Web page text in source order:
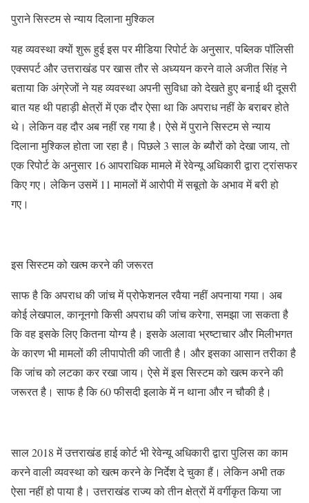
पुराने सिस्टम से न्याय दिलाना मुश्किल
यह व्यवस्था क्यों शुरू हुई इस पर मीडिया रिपोर्ट के अनुसार, पब्लिक पॉलिसी
एक्सपर्ट और उत्तराखंड पर खास तौर से अध्ययन करने वाले अजीत सिंह ने
बताया कि अंग्रेजों ने यह व्यवस्था अपनी सुविधा को देखते हुए बनाई थी दूसरी
बात यह थी पहाड़ी क्षेत्रों में एक दौर ऐसा था कि अपराध नहीं के बराबर होते
थे। लेकिन वह दौर अब नहीं रह गया है। ऐसे में पुराने सिस्टम से न्याय
दिलाना मुश्किल होता जा रहा है। पिछले 3 साल के ब्यौरों को देखा जाय, तो
एक रिपोर्ट के अनुसार 16 आपराधिक मामले में रेवेन्यू अधिकारी द्वारा ट्रांसफर
किए गए। लेकिन उसमें 11 मामलों में आरोपी में सबूतो के अभाव में बरी हो
गए।
इस सिस्टम को खत्म करने की जरूरत
साफ है कि अपराध की जांच में प्रोफेशनल रवैया नहीं अपनाया गया। अब
कोई लेखपाल, कानूनगो किसी अपराध की जांच करेगा, समझा जा सकता है
कि वह इसके लिए कितना योग्य है। इसके अलावा भ्रष्टाचार और मिलीभगत
के कारण भी मामलों की लीपापोती की जाती है। और इसका आसान तरीका है
कि जांच को लटका कर रखा जाय। ऐसे में इस सिस्टम को खत्म करने की
जरूरत है। साफ है कि 60 फीसदी इलाके में न थाना और न चौकी है।
साल 2018 में उत्तराखंड हाई कोर्ट भी रेवेन्यू अधिकारी द्वारा पुलिस का काम
करने वाली व्यवस्था को खत्म करने के निर्देश दे चुका हैं। लेकिन अभी तक
ऐसा नहीं हो पाया है। उत्तराखंड राज्य को तीन क्षेत्रों में वर्गीकृत किया जा